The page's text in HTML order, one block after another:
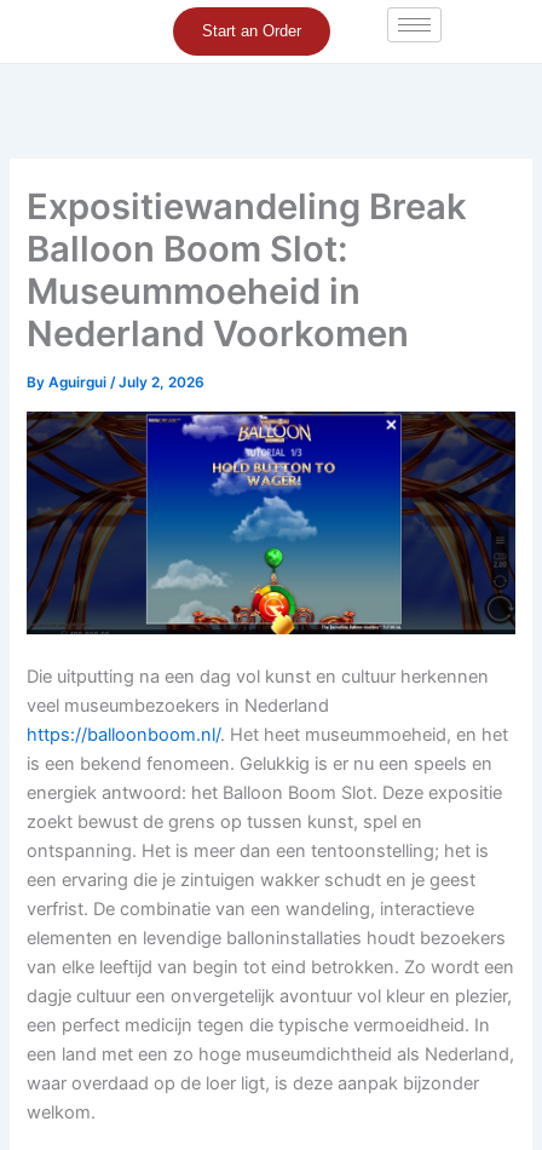
Start an Order
Expositiewandeling Break
Balloon Boom Slot:
Museummoeheid in
Nederland Voorkomen
ByAguirgui/July 2, 2026
Die uitputting na een dag vol kunst en cultuur herkennen
veel museumbezoekers in Nederland
https://balloonboom.nl/. Het heet museummoeheid, en het
is een bekend fenomeen. Gelukkig is er nu een speels en
energiek antwoord: het Balloon Boom Slot. Deze expositie
zoekt bewust de grens op tussen kunst, spel en
ontspanning. Het is meer dan een tentoonstelling; het is
een ervaring die je zintuigen wakker schudt en je geest
verfrist. De combinatie van een wandeling, interactieve
elementen en levendige balloninstallaties houdt bezoekers
van elke leeftijd van begin tot eind betrokken. Zo wordt een
dagje cultuur een onvergetelijk avontuur vol kleur en plezier,
een perfect medicijn tegen die typische vermoeidheid. In
een land met een zo hoge museumdichtheid als Nederland,
waar overdaad op de loer ligt, is deze aanpak bijzonder
welkom.